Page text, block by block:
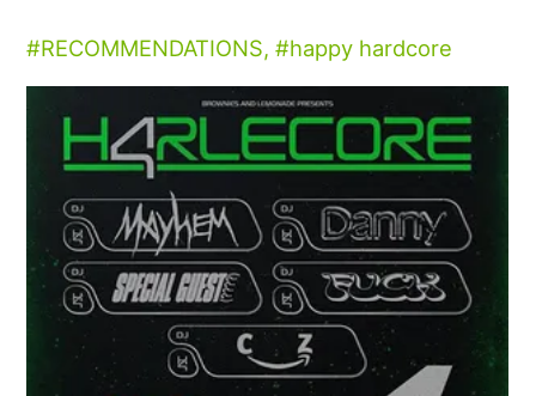
RECOMMENDATIONS, happy hardcore